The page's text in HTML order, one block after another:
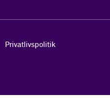
Privatlivspolitik